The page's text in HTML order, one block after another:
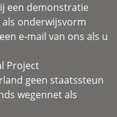
een demonstratie
onderwijsvorm
e-mail van ons als u
Project
geen staatssteun
wegennet als